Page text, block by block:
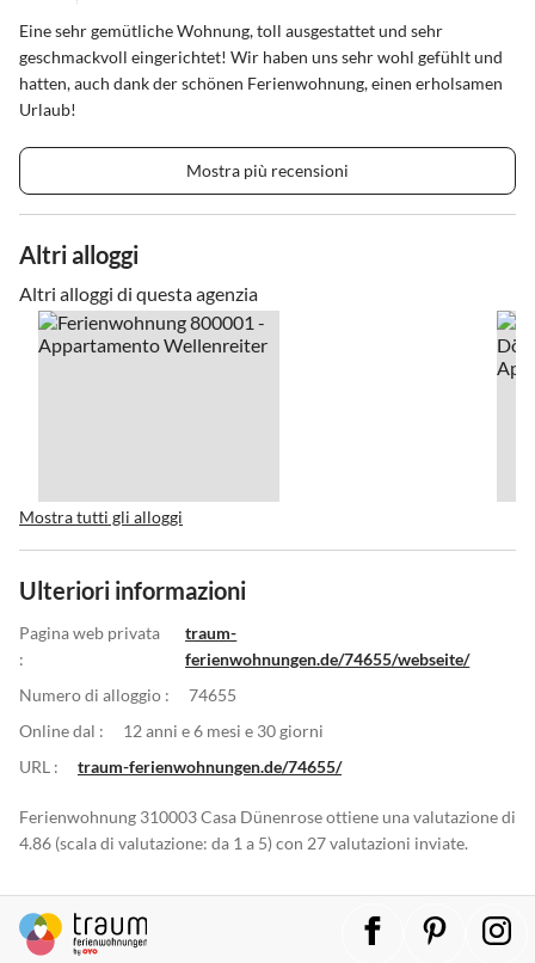
Eine sehr gemütliche Wohnung, toll ausgestattet und sehr
geschmackvoll eingerichtet! Wir haben uns sehr wohl gefühlt und
hatten, auch dank der schönen Ferienwohnung, einen erholsamen
Urlaub!
Mostra più recensioni
Altri alloggi
Altri alloggi di questa agenzia
Mostra tutti gli alloggi
Ulteriori informazioni
Pagina web privata
:
traum-
ferienwohnungen.de/74655/webseite/
Numero di alloggio :
74655
Online dal :
12 anni e 6 mesi e 30 giorni
URL :
traum-ferienwohnungen.de/74655/
Ferienwohnung 310003 Casa Dünenrose ottiene una valutazione di
4.86 (scala di valutazione: da 1 a 5) con 27 valutazioni inviate.